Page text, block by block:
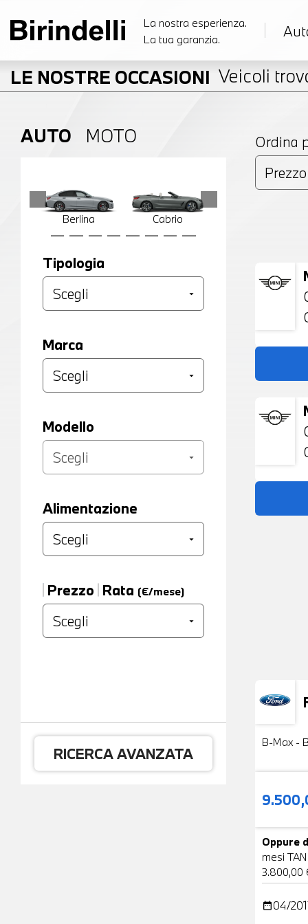
La nostra esperienza.
La tua garanzia.
LE NOSTRE OCCASIONI Veicoli
AUTO MOTO
Berlina Cabrio
Tipologia
Marca
Modello
Alimentazione
Prezzo Rata (€/mese)
RICERCA AVANZATA
Ordina
Usato
B-Max -
Oppure
mesi
3.800,00
date_range04/